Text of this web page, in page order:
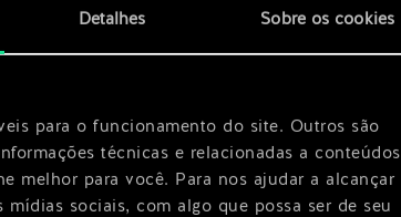
Detalhes Sobre os cookies
para o funcionamento do site. Outros são
técnicas e relacionadas a conteúdos
melhor para você. Para nos ajudar a alcançar
mídias sociais, com algo que possa ser de seu